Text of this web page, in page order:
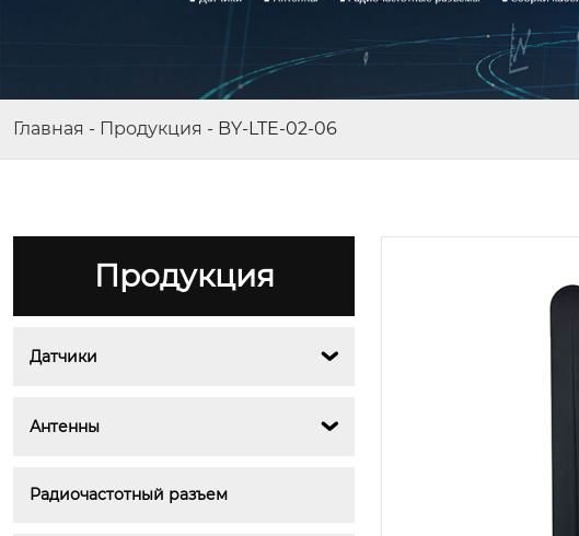
Главная - Продукция - BY-LTE-02-06
Продукция
Датчики 
Антенны 
Радиочастотный разъем